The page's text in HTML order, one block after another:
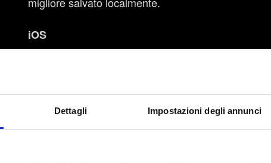
Dettagli Impostazioni degli annunci
iOS
Assicurati di aver installato la versione più
Controlla anche di aver installato la versione
Chiudi le altre applicazioni aperte in